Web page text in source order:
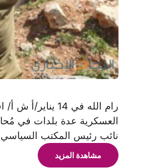
رام الله في 14
العسكرية عدة بلدات في
نائب رئيس المكتب
مشاهدة المزيد